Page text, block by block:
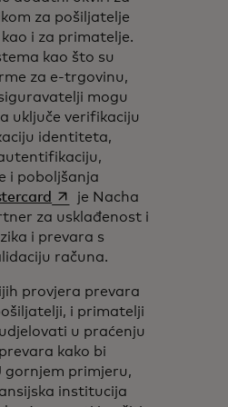
za pošiljatelje
i za primatelje.
kao što su
za e-trgovinu,
mogu
uključe verifikaciju
identiteta,
i poboljšanja
opens in a new tab
je Nacha
za usklađenost i
i prevara s
računa.
provjera prevara
i primatelji
u praćenju
kako bi
gornjem primjeru,
institucija